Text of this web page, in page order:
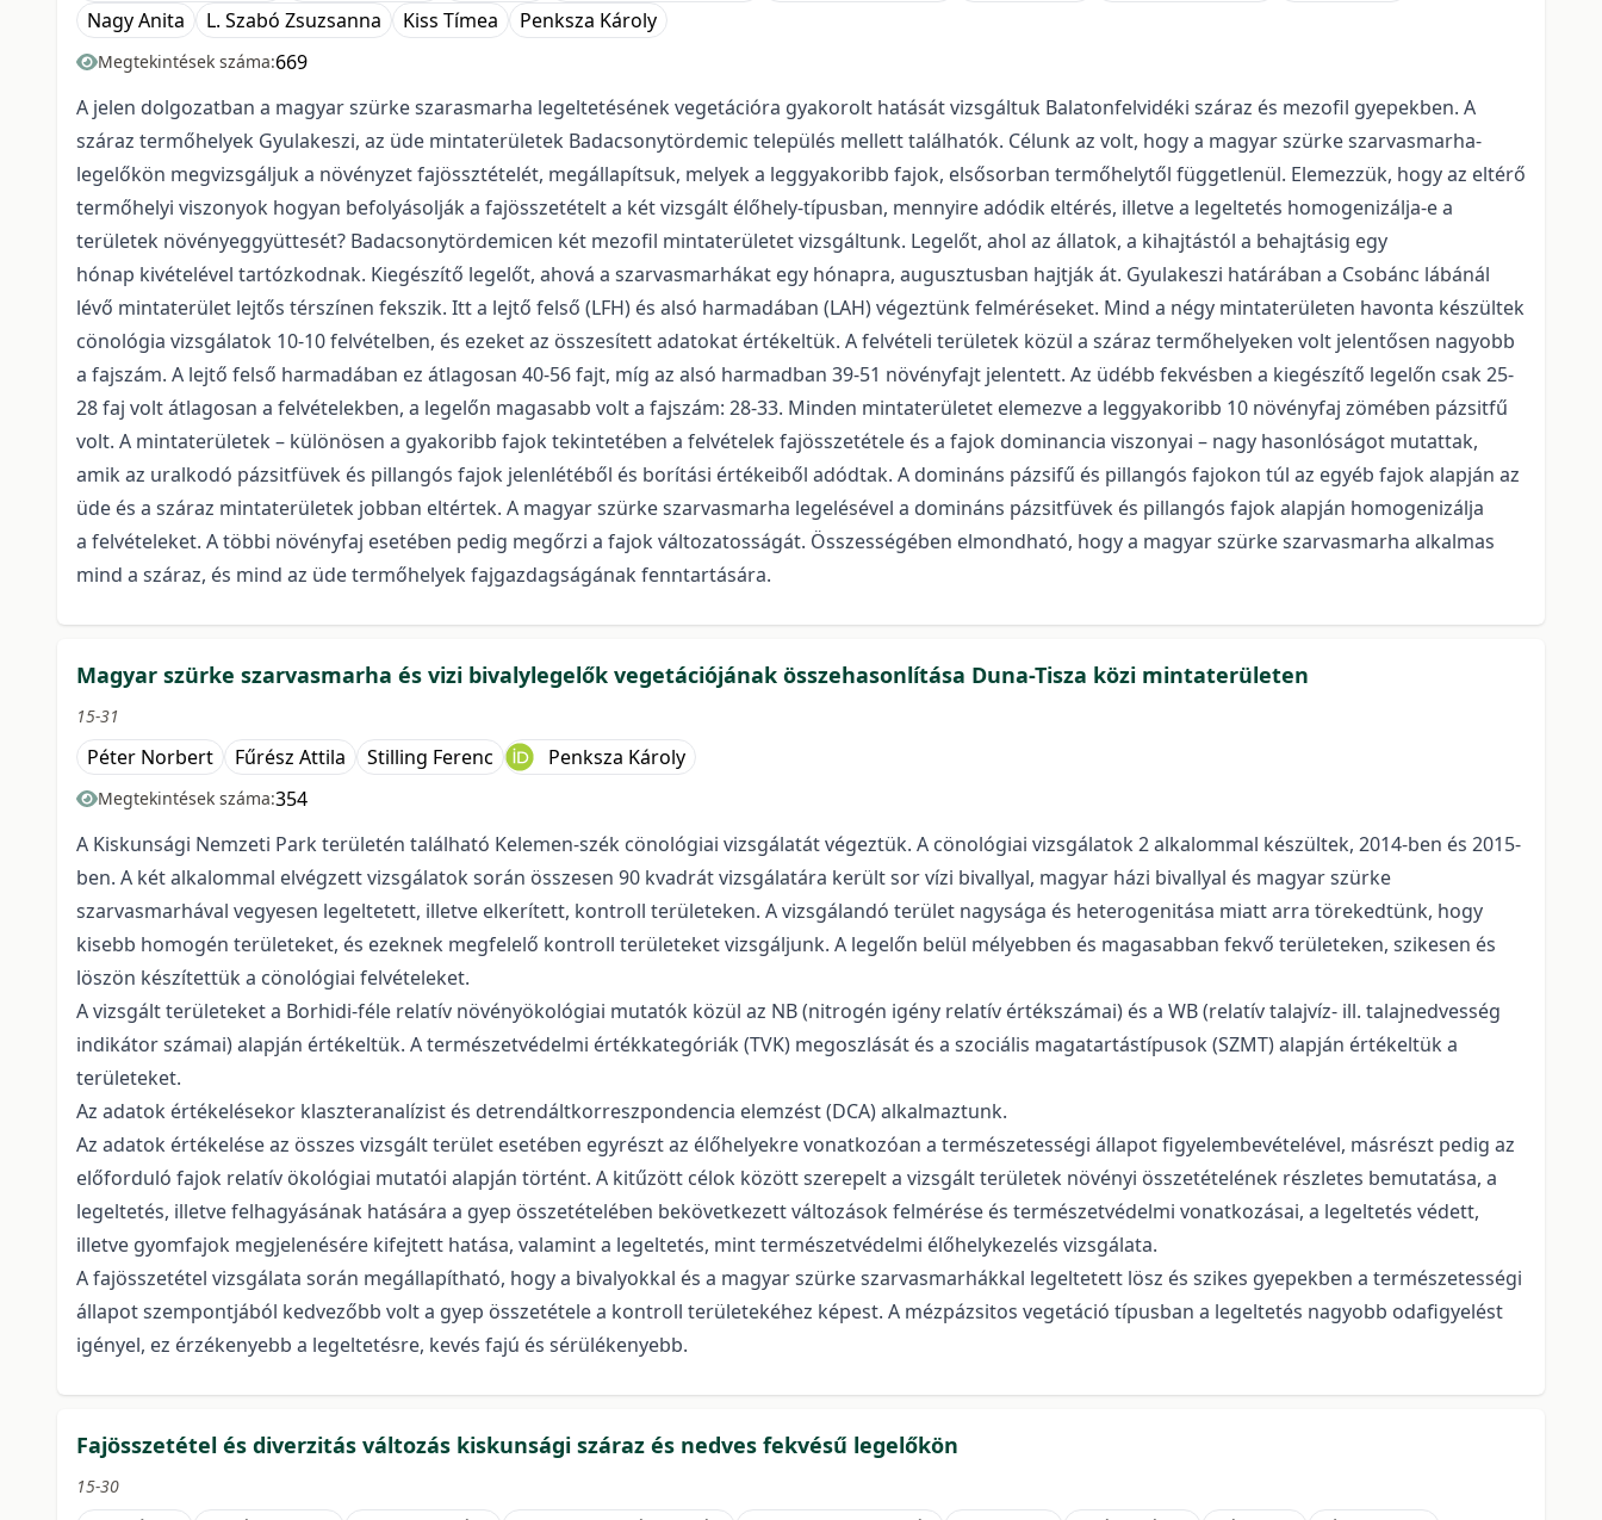
Nagy Anita
L. Szabó Zsuzsanna Kiss Tímea Penksza Károly
Megtekintések száma:669
A jelen dolgozatban a magyar szürke szarasmarha legeltetésének vegetációra gyakorolt hatását vizsgáltuk Balatonfelvidéki száraz és mezofil gyepekben. A
száraz termőhelyek Gyulakeszi, az üde mintaterületek Badacsonytördemic település mellett találhatók. Célunk az volt, hogy a magyar szürke szarvasmarha-
legelőkön megvizsgáljuk a növényzet fajössztételét, megállapítsuk, melyek a leggyakoribb fajok, elsősorban termőhelytől függetlenül. Elemezzük, hogy az eltérő
termőhelyi viszonyok hogyan befolyásolják a fajösszetételt a két vizsgált élőhely-típusban, mennyire adódik eltérés, illetve a legeltetés homogenizálja-e a
területek növényeggyüttesét? Badacsonytördemicen két mezofil mintaterületet vizsgáltunk. Legelőt, ahol az állatok, a kihajtástól a behajtásig egy
hónap kivételével tartózkodnak. Kiegészítő legelőt, ahová a szarvasmarhákat egy hónapra, augusztusban hajtják át. Gyulakeszi határában a Csobánc lábánál
lévő mintaterület lejtős térszínen fekszik. Itt a lejtő felső (LFH) és alsó harmadában (LAH) végeztünk felméréseket. Mind a négy mintaterületen havonta készültek
cönológia vizsgálatok 10-10 felvételben, és ezeket az összesített adatokat értékeltük. A felvételi területek közül a száraz termőhelyeken volt jelentősen nagyobb
a fajszám. A lejtő felső harmadában ez átlagosan 40-56 fajt, míg az alsó harmadban 39-51 növényfajt jelentett. Az üdébb fekvésben a kiegészítő legelőn csak 25-
28 faj volt átlagosan a felvételekben, a legelőn magasabb volt a fajszám: 28-33. Minden mintaterületet elemezve a leggyakoribb 10 növényfaj zömében pázsitfű
volt. A mintaterületek – különösen a gyakoribb fajok tekintetében a felvételek fajösszetétele és a fajok dominancia viszonyai – nagy hasonlóságot mutattak,
amik az uralkodó pázsitfüvek és pillangós fajok jelenlétéből és borítási értékeiből adódtak. A domináns pázsifű és pillangós fajokon túl az egyéb fajok alapján az
üde és a száraz mintaterületek jobban eltértek. A magyar szürke szarvasmarha legelésével a domináns pázsitfüvek és pillangós fajok alapján homogenizálja
a felvételeket. A többi növényfaj esetében pedig megőrzi a fajok változatosságát. Összességében elmondható, hogy a magyar szürke szarvasmarha alkalmas
mind a száraz, és mind az üde termőhelyek fajgazdagságának fenntartására.
Magyar szürke szarvasmarha és vizi bivalylegelők vegetációjának összehasonlítása Duna-Tisza közi mintaterületen
15-31
Péter Norbert Fűrész Attila Stilling Ferenc Penksza Károly
Megtekintések száma:354
A Kiskunsági Nemzeti Park területén található Kelemen-szék cönológiai vizsgálatát végeztük. A cönológiai vizsgálatok 2 alkalommal készültek, 2014-ben és 2015-
ben. A két alkalommal elvégzett vizsgálatok során összesen 90 kvadrát vizsgálatára került sor vízi bivallyal, magyar házi bivallyal és magyar szürke
szarvasmarhával vegyesen legeltetett, illetve elkerített, kontroll területeken. A vizsgálandó terület nagysága és heterogenitása miatt arra törekedtünk, hogy
kisebb homogén területeket, és ezeknek megfelelő kontroll területeket vizsgáljunk. A legelőn belül mélyebben és magasabban fekvő területeken, szikesen és
löszön készítettük a cönológiai felvételeket.
A vizsgált területeket a Borhidi-féle relatív növényökológiai mutatók közül az NB (nitrogén igény relatív értékszámai) és a WB (relatív talajvíz- ill. talajnedvesség
indikátor számai) alapján értékeltük. A természetvédelmi értékkategóriák (TVK) megoszlását és a szociális magatartástípusok (SZMT) alapján értékeltük a
területeket.
Az adatok értékelésekor klaszteranalízist és detrendáltkorreszpondencia elemzést (DCA) alkalmaztunk.
Az adatok értékelése az összes vizsgált terület esetében egyrészt az élőhelyekre vonatkozóan a természetességi állapot figyelembevételével, másrészt pedig az
előforduló fajok relatív ökológiai mutatói alapján történt. A kitűzött célok között szerepelt a vizsgált területek növényi összetételének részletes bemutatása, a
legeltetés, illetve felhagyásának hatására a gyep összetételében bekövetkezett változások felmérése és természetvédelmi vonatkozásai, a legeltetés védett,
illetve gyomfajok megjelenésére kifejtett hatása, valamint a legeltetés, mint természetvédelmi élőhelykezelés vizsgálata.
A fajösszetétel vizsgálata során megállapítható, hogy a bivalyokkal és a magyar szürke szarvasmarhákkal legeltetett lösz és szikes gyepekben a természetességi
állapot szempontjából kedvezőbb volt a gyep összetétele a kontroll területekéhez képest. A mézpázsitos vegetáció típusban a legeltetés nagyobb odafigyelést
igényel, ez érzékenyebb a legeltetésre, kevés fajú és sérülékenyebb.
Fajösszetétel és diverzitás változás kiskunsági száraz és nedves fekvésű legelőkön
15-30